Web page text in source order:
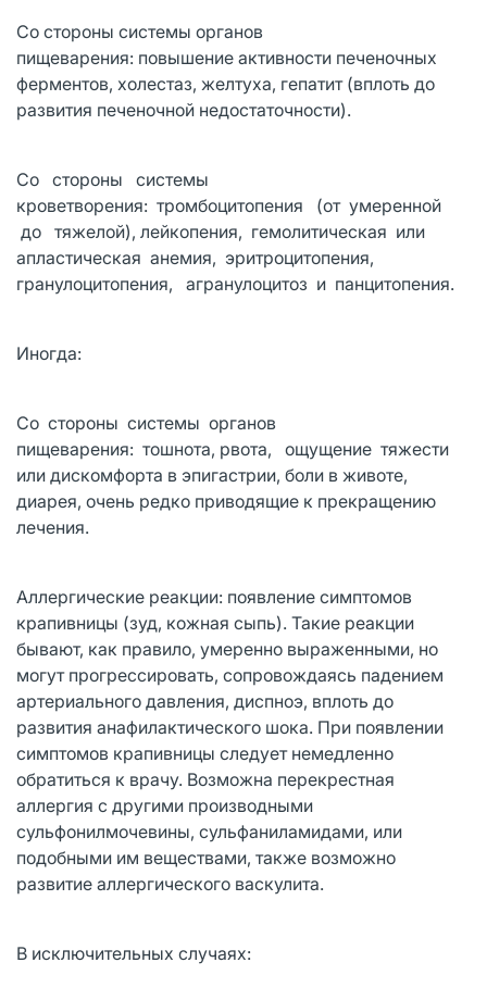
Со стороны системы органов
пищеварения: повышение активности печеночных
ферментов, холестаз, желтуха, гепатит (вплоть до
развития печеночной недостаточности).
Со стороны системы
кроветворения: тромбоцитопения (от умеренной
до тяжелой), лейкопения, гемолитическая или
апластическая анемия, эритроцитопения,
гранулоцитопения, агранулоцитоз и панцитопения.
Иногда:
Со стороны системы органов
пищеварения: тошнота, рвота, ощущение тяжести
или дискомфорта в эпигастрии, боли в животе,
диарея, очень редко приводящие к прекращению
лечения.
Аллергические реакции: появление симптомов
крапивницы (зуд, кожная сыпь). Такие реакции
бывают, как правило, умеренно выраженными, но
могут прогрессировать, сопровождаясь падением
артериального давления, диспноэ, вплоть до
развития анафилактического шока. При появлении
симптомов крапивницы следует немедленно
обратиться к врачу. Возможна перекрестная
аллергия с другими производными
сульфонилмочевины, сульфаниламидами, или
подобными им веществами, также возможно
развитие аллергического васкулита.
В исключительных случаях: